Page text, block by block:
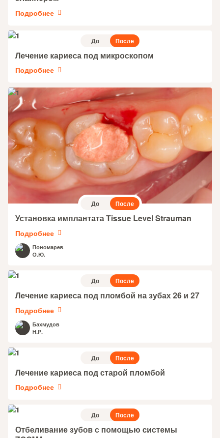
Подробнее
До После
Лечение кариеса под микроскопом
Подробнее
До После
Установка имплантата Tissue Level Strauman
Подробнее
Пономарев
О.Ю.
До После
Лечение кариеса под пломбой на зубах 26 и 27
Подробнее
Бахмудов
Н.Р.
До После
Лечение кариеса под старой пломбой
Подробнее
До После
Отбеливание зубов с помощью системы